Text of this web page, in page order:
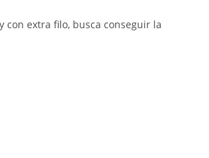
con extra filo, busca conseguir la